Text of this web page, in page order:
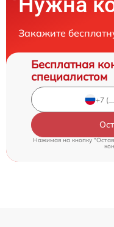
Закажите
Бесплатная
специалистом
Нажимая на кнопку